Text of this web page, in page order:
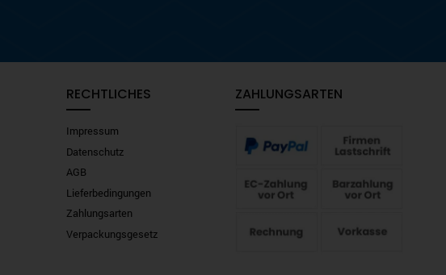
RECHTLICHES
Impressum
Datenschutz
AGB
Lieferbedingungen
Zahlungsarten
Verpackungsgesetz
ZAHLUNGSARTEN